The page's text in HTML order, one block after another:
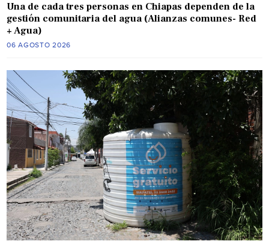
Una de cada tres personas en Chiapas dependen de la
gestión comunitaria del agua (Alianzas comunes- Red
+ Agua)
06 AGOSTO 2026